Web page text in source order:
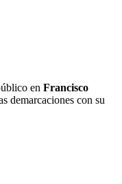
en Francisco
demarcaciones con su